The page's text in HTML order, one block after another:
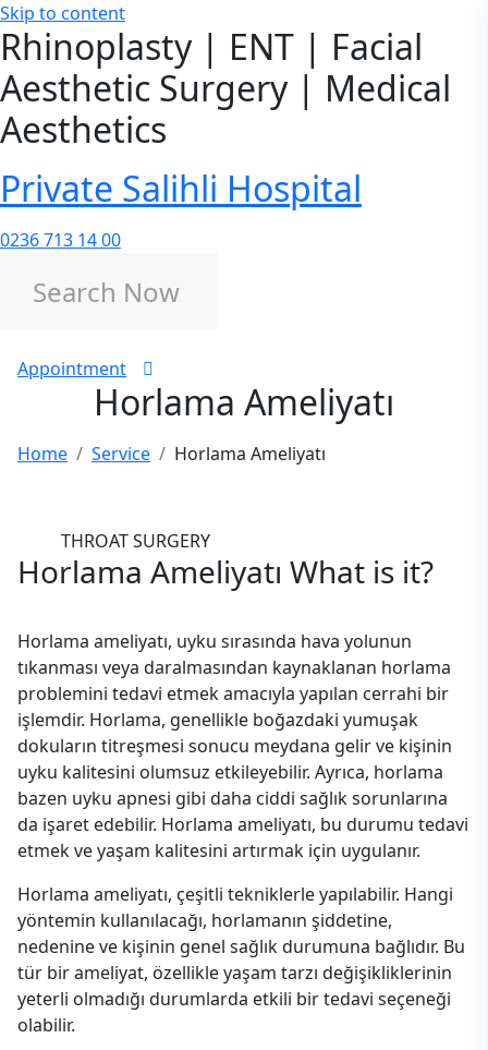
Skip to content
Rhinoplasty | ENT | Facial
Aesthetic Surgery | Medical
Aesthetics
Private Salihli Hospital
0236 713 14 00
Appointment
Horlama Ameliyatı
Home Service Horlama Ameliyatı
THROAT SURGERY
Horlama Ameliyatı What is it?
Horlama ameliyatı, uyku sırasında hava yolunun
tıkanması veya daralmasından kaynaklanan horlama
problemini tedavi etmek amacıyla yapılan cerrahi bir
işlemdir. Horlama, genellikle boğazdaki yumuşak
dokuların titreşmesi sonucu meydana gelir ve kişinin
uyku kalitesini olumsuz etkileyebilir. Ayrıca, horlama
bazen uyku apnesi gibi daha ciddi sağlık sorunlarına
da işaret edebilir. Horlama ameliyatı, bu durumu tedavi
etmek ve yaşam kalitesini artırmak için uygulanır.
Horlama ameliyatı, çeşitli tekniklerle yapılabilir. Hangi
yöntemin kullanılacağı, horlamanın şiddetine,
nedenine ve kişinin genel sağlık durumuna bağlıdır. Bu
tür bir ameliyat, özellikle yaşam tarzı değişikliklerinin
yeterli olmadığı durumlarda etkili bir tedavi seçeneği
olabilir.